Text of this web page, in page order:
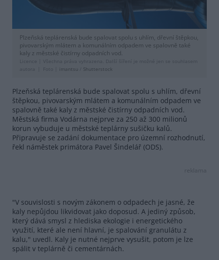
Plzeňská teplárenská bude spalovat spolu s uhlím, dřevní štěpkou,
pivovarským mlátem a komunálním odpadem ve spalovně také
kaly z městské čistírny odpadních vod.
Licence |
Všechna práva vyhrazena. Další šíření je možné jen se souhlasem
autora
Foto | imantsu Shutterstock
Plzeňská teplárenská bude spalovat spolu s uhlím, dřevní
štěpkou, pivovarským mlátem a komunálním odpadem ve
spalovně také kaly z městské čistírny odpadních vod.
Městská firma Vodárna nejprve za 250 až 300 milionů
korun vybuduje u městské teplárny sušičku kalů.
Připravuje se zadání dokumentace pro územní rozhodnutí,
řekl náměstek primátora Pavel Šindelář (ODS).
reklama
"V souvislosti s novým zákonem o odpadech je jasné, že
kaly nepůjdou likvidovat jako doposud. A jediný způsob,
který dává smysl z hlediska ekologie i energetického
využití, které ale není hlavní, je spalování granulátu z
kalu," uvedl. Kaly je nutné nejprve vysušit, potom je lze
spálit v teplárně či cementárnách.